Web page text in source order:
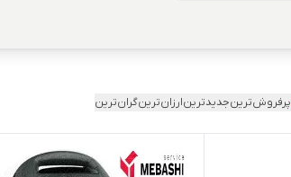
پرفروش‌ترینجدیدترینارزان‌ترینگران‌ترین